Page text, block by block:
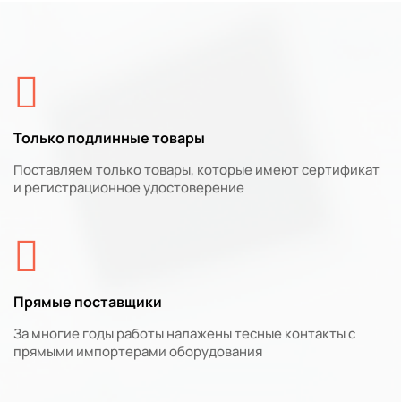
Только подлинные товары
Поставляем только товары, которые имеют сертификат
и регистрационное удостоверение
Прямые поставщики
За многие годы работы налажены тесные контакты с
прямыми импортерами оборудования